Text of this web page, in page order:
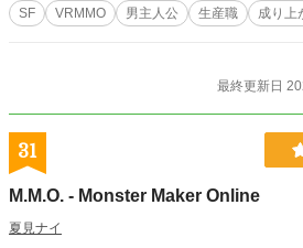
SF VRMMO 男主人公 生産職 成り上
最終更新日
31
M.M.O. - Monster Maker Online
夏見ナイ